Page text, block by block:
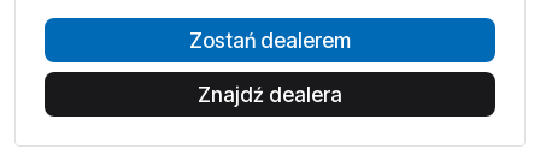
Zostań dealerem
Znajdź dealera